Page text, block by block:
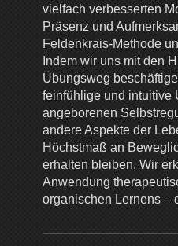
vielfach verbesserten
Präsenz und
Feldenkrais-Methode
Indem wir uns mit den
Übungsweg
feinfühlige und intuitive
angeborenen
andere Aspekte der
Höchstmaß an
erhalten bleiben. Wir
Anwendung
organischen Lernens –